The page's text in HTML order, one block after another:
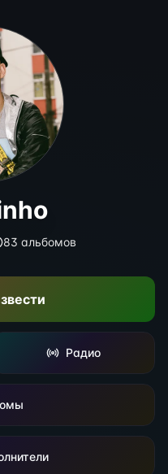
83 альбомов
Радио